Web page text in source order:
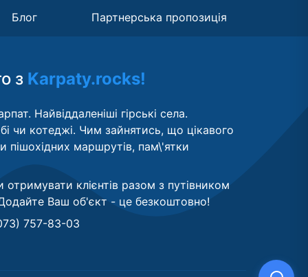
Блог Партнерська пропозиція
з Karpaty.rocks!
Найвіддаленіші гірські села.
чи котеджі. Чим зайнятись, що цікавого
пішохідних маршрутів, пам\'ятки
клієнтів разом з путівником
Ваш об'єкт - це безкоштовно!
757-83-03